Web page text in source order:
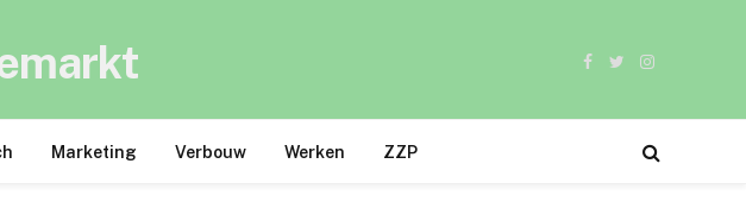
Facebook
TwitterInstagram
Marketing Verbouw Werken ZZP